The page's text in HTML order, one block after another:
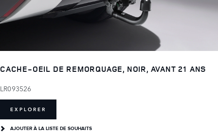
CACHE-OEIL DE REMORQUAGE, NOIR, AVANT 21 ANS
LR093526
EXPLORER
AJOUTER À LA LISTE DE SOUHAITS